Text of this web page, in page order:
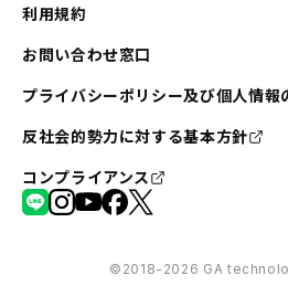
利用規約
お問い合わせ窓口
プライバシーポリシー及び個人情報
反社会的勢力に対する基本方針
コンプライアンス
©︎2018-2026 GA